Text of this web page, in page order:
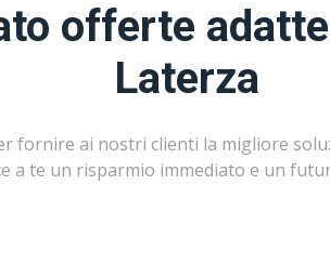
offerte
Laterza
fornire ai nostri clienti la migliore
a te un risparmio immediato e un